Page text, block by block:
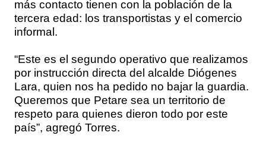
más contacto tienen con la población de la
tercera edad: los transportistas y el comercio
informal.
“Este es el segundo operativo que realizamos
por instrucción directa del alcalde Diógenes
Lara, quien nos ha pedido no bajar la guardia.
Queremos que Petare sea un territorio de
respeto para quienes dieron todo por este
país”, agregó Torres.